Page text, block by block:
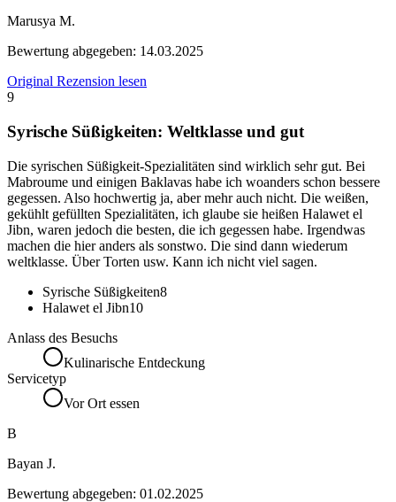
Marusya M.
Bewertung abgegeben: 14.03.2025
Original Rezension lesen
9
Syrische Süßigkeiten: Weltklasse und gut
Die syrischen Süßigkeit-Spezialitäten sind wirklich sehr gut. Bei
Mabroume und einigen Baklavas habe ich woanders schon bessere
gegessen. Also hochwertig ja, aber mehr auch nicht. Die weißen,
gekühlt gefüllten Spezialitäten, ich glaube sie heißen Halawet el
Jibn, waren jedoch die besten, die ich gegessen habe. Irgendwas
machen die hier anders als sonstwo. Die sind dann wiederum
weltklasse. Über Torten usw. Kann ich nicht viel sagen.
Syrische Süßigkeiten8
Halawet el Jibn10
Anlass des Besuchs
Kulinarische Entdeckung
Servicetyp
Vor Ort essen
B
Bayan J.
Bewertung abgegeben: 01.02.2025